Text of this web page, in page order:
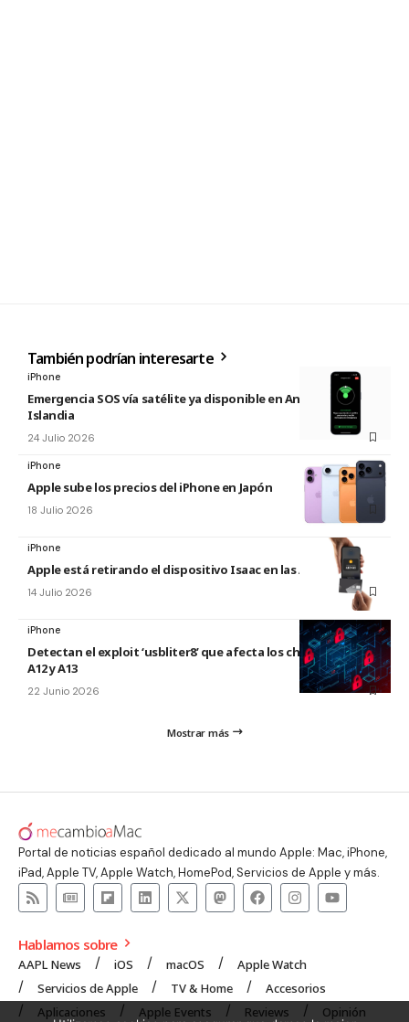
También podrían interesarte
iPhone
Emergencia SOS vía satélite ya disponible en Andorra e
Islandia
24 Julio 2026
iPhone
Apple sube los precios del iPhone en Japón
18 Julio 2026
iPhone
Apple está retirando el dispositivo Isaac en las Apple Store
14 Julio 2026
iPhone
Detectan el exploit ‘usbliter8’ que afecta los chips de Apple
A12 y A13
22 Junio 2026
Mostrar más
Portal de noticias español dedicado al mundo Apple: Mac, iPhone,
iPad, Apple TV, Apple Watch, HomePod, Servicios de Apple y más.
Hablamos sobre
AAPL News iOS macOS
Apple Watch
Servicios de Apple
TV & Home
Accesorios
Aplicaciones
Apple Events Reviews Opinión